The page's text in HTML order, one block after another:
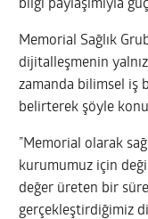
bilgi paylaşımıyla
Memorial Sağlık
dijitalleşmenin
zamanda bilimsel iş
belirterek şöyle
”Memorial olarak
kurumumuz için
değer üreten bir
gerçekleştirdiğimiz